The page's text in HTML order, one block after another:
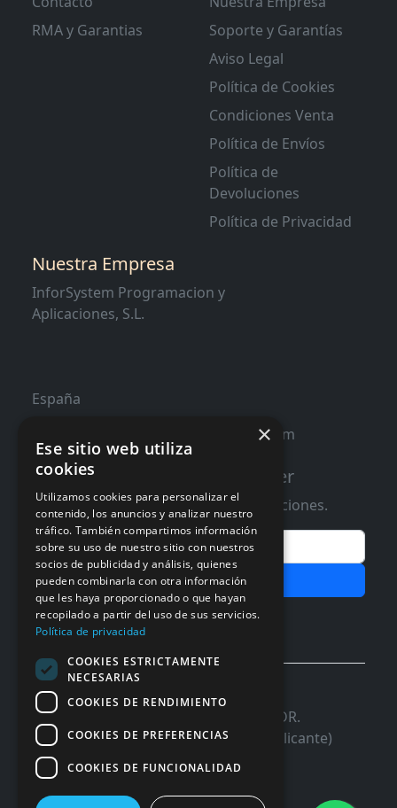
RMA y Garantias
Soporte y Garantías
Aviso Legal
Política de Cookies
Condiciones Venta
Política de Envíos
Política de
Devoluciones
Política de Privacidad
Nuestra Empresa
InforSystem Programacion y
Aplicaciones, S.L.
España
contacto@distribucioninformatica.com
Suscribete a nuestro Newsletter
Te informaremos de ofertas y promociones.
Email
Subscribir
Aceptar Politica dePrivacidad
© 2026 InforSystem Programacion y
Aplicaciones, S.L. CIF: B54337985 | C/DR.
Marañon, 17 Local 5 | 03680 - ASPE (Alicante)
×
Ese sitio web utiliza
cookies
Utilizamos cookies para personalizar el
contenido, los anuncios y analizar nuestro
tráfico. También compartimos información
sobre su uso de nuestro sitio con nuestros
socios de publicidad y análisis, quienes
pueden combinarla con otra información
que les haya proporcionado o que hayan
recopilado a partir del uso de sus servicios.
Política de privacidad
COOKIES ESTRICTAMENTE
NECESARIAS
COOKIES DE RENDIMIENTO
COOKIES DE PREFERENCIAS
COOKIES DE FUNCIONALIDAD